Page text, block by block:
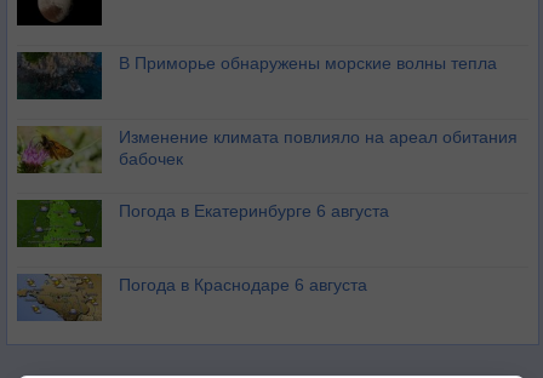
В Приморье обнаружены морские волны тепла
Изменение климата повлияло на ареал обитания
бабочек
Погода в Екатеринбурге 6 августа
Погода в Краснодаре 6 августа